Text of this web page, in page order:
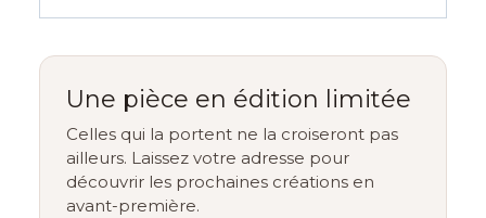
Une pièce en édition limitée
Celles qui la portent ne la croiseront pas
ailleurs. Laissez votre adresse pour
découvrir les prochaines créations en
avant-première.